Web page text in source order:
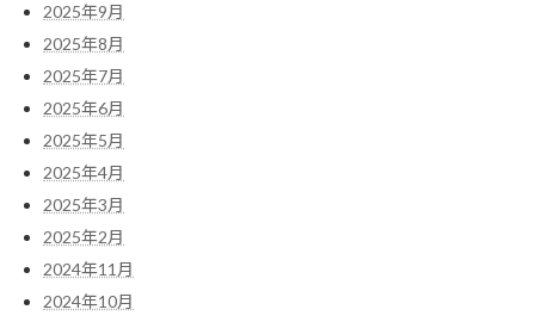
2025年9月
2025年8月
2025年7月
2025年6月
2025年5月
2025年4月
2025年3月
2025年2月
2024年11月
2024年10月